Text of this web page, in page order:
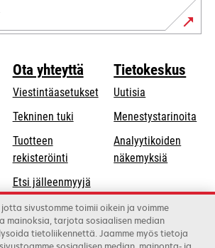
opens
Ota yhteyttä
Viestintäasetukset
Tekninen tukiopens
tab
Tuotteen
rekisteröinti
Etsi jälleenmyyjä
Luettelo
tukkukauppiaista
Tietokeskus
Uutisia
Menestystarinoita
Analyytikoiden
näkemyksiä
sivustomme toimii oikein ja voimme
mainoksia, tarjota sosiaalisen median
tietoliikennettä. Jaamme myös tietoja